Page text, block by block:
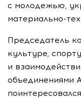
с молодежью,
материально-
Председатель
культуре,
и
объединениями